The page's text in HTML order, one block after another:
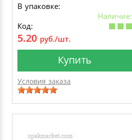
В упаковке:
Наличие:
Код:
5.20 руб./шт.
Купить
Условия заказа